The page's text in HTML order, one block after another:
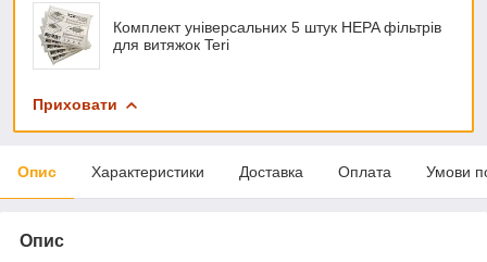
Комплект універсальних 5 штук HEPA фільтрів
для витяжок Teri
Приховати
Опис Характеристики Доставка Оплата Умови
Опис